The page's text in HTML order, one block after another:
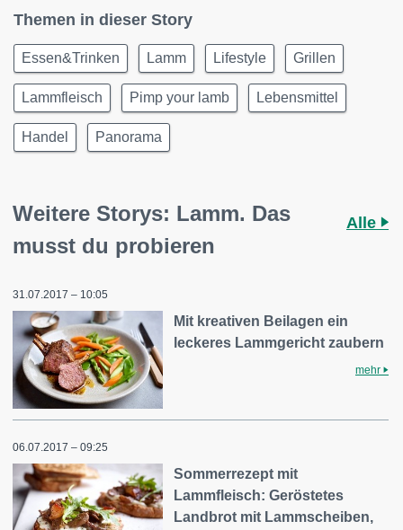
Themen in dieser Story
Essen&Trinken Lamm Lifestyle Grillen
Lammfleisch Pimp your lamb Lebensmittel
Handel Panorama
Weitere Storys: Lamm. Das
musst du probieren
Alle
31.07.2017 – 10:05
Mit kreativen Beilagen ein
leckeres Lammgericht zaubern
mehr
06.07.2017 – 09:25
Sommerrezept mit
Lammfleisch: Geröstetes
Landbrot mit Lammscheiben,